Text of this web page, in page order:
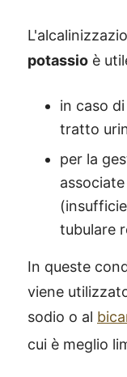
potassio è
in caso
tratto
per la
tubulare
In queste
viene
sodio o al
cui è meglio